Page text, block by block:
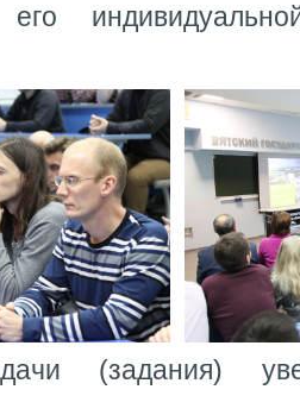
индивидуальной
(задания)